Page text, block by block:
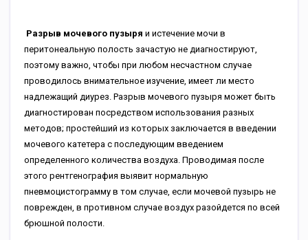
Разрыв мочевого пузыря и истечение мочи в
перитонеальную полость зачастую не диагностируют,
поэтому важно, чтобы при любом несчастном случае
проводилось внимательное изучение, имеет ли место
надлежащий диурез. Разрыв мочевого пузыря может быть
диагностирован посредством использования разных
методов; простейший из которых заключается в введении
мочевого катетера с последующим введением
определенного количества воздуха. Проводимая после
этого рентгенография выявит нормальную
пневмоцистограмму в том случае, если мочевой пузырь не
поврежден, в противном случае воздух разойдется по всей
брюшной полости.